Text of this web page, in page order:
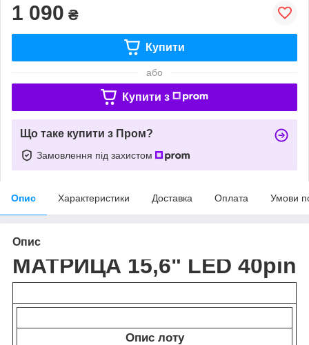
1 090 ₴
Купити
або
Купити з
Що таке купити з Пром?
Замовлення під захистом
Опис Характеристики Доставка Оплата Умови
Опис
МАТРИЦА 15,6" LED 40pin
Опис лоту